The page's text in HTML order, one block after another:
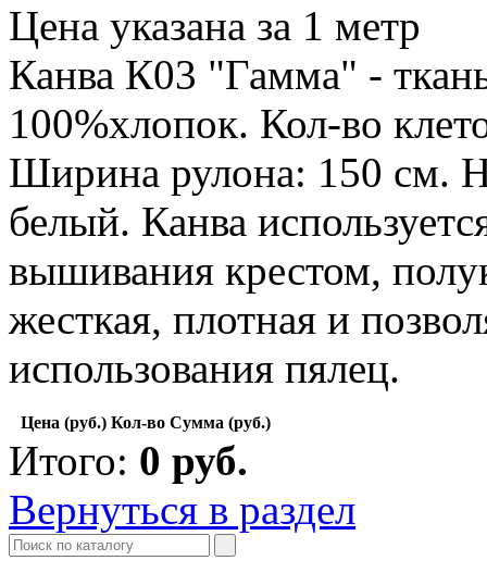
Цена указана за 1 метр
Канва К03 "Гамма" -
100%хлопок. Кол-во
Ширина рулона: 150 см.
белый. Канва
вышивания крестом,
жесткая, плотная и
использования пялец.
Цена (руб.) Кол-во Сумма (руб.)
Итого: 0 руб.
Вернуться в раздел